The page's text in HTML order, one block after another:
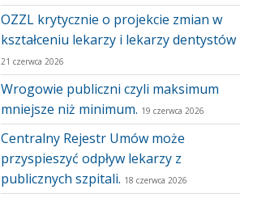
OZZL krytycznie o projekcie zmian w
kształceniu lekarzy i lekarzy dentystów
21 czerwca 2026
Wrogowie publiczni czyli maksimum
mniejsze niż minimum. 19 czerwca 2026
Centralny Rejestr Umów może
przyspieszyć odpływ lekarzy z
publicznych szpitali. 18 czerwca 2026